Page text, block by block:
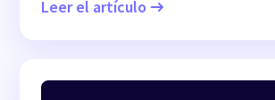
Leer el artículo